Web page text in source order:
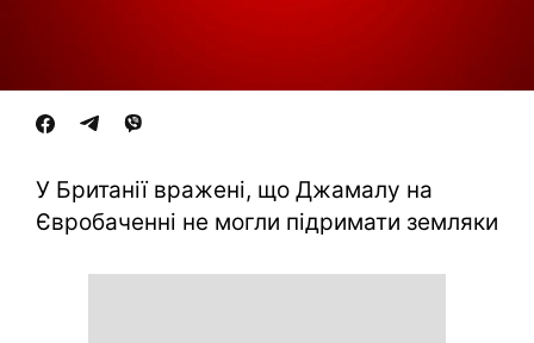
У Британії вражені, що Джамалу на
Євробаченні не могли підримати земляки